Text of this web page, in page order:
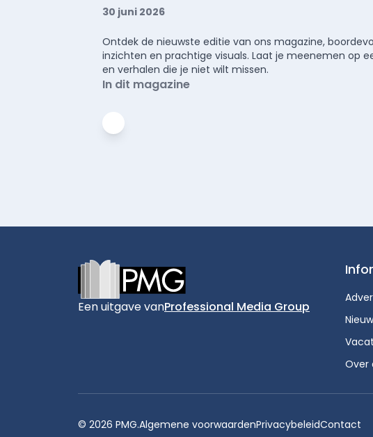
30 juni 2026
Ontdek de nieuwste editie van ons magazine,
inzichten en prachtige visuals. Laat je meenemen op
en verhalen die je niet wilt missen.
In dit magazine
Een uitgave vanProfessional Media Group
Over
© 2026 PMG.Algemene voorwaardenPrivacybeleidContact